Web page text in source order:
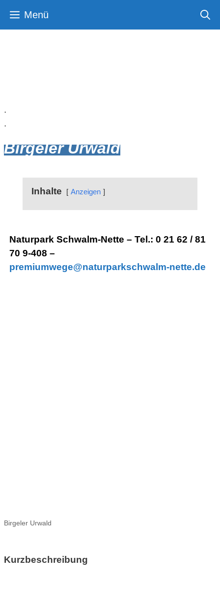
Inhalt Menü
.
.
Birgeler Urwald
Inhalte Anzeigen
Naturpark Schwalm-Nette – Tel.: 0 21 62 / 81
70 9-408 –
premiumwege@naturparkschwalm-nette.de
Birgeler Urwald
.
Kurzbeschreibung